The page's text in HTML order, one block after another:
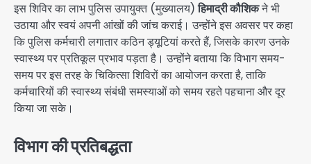
इस शिविर का लाभ पुलिस उपायुक्त (मुख्यालय)हिमाद्री कौशिकने भी
उठाया और स्वयं अपनी आंखों की जांच कराई। उन्होंने इस अवसर पर कहा
कि पुलिस कर्मचारी लगातार कठिन ड्यूटियां करते हैं, जिसके कारण उनके
स्वास्थ्य पर प्रतिकूल प्रभाव पड़ता है। उन्होंने बताया कि विभाग समय-
समय पर इस तरह के चिकित्सा शिविरों का आयोजन करता है, ताकि
कर्मचारियों की स्वास्थ्य संबंधी समस्याओं को समय रहते पहचाना और दूर
किया जा सके।
विभाग की प्रतिबद्धता